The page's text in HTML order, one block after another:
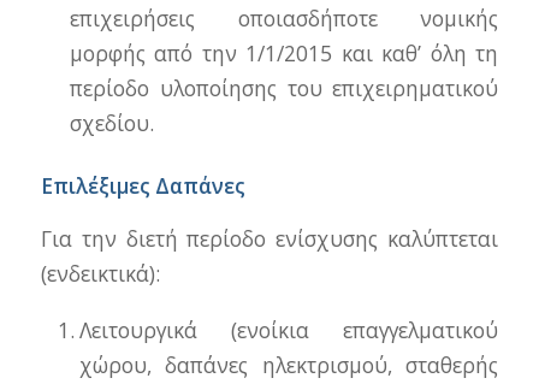
επιχειρήσεις οποιασδήποτε νομικής
μορφής από την 1/1/2015 και καθ’ όλη τη
περίοδο υλοποίησης του επιχειρηματικού
σχεδίου.
Επιλέξιμες Δαπάνες
Για την διετή περίοδο ενίσχυσης καλύπτεται
(ενδεικτικά):
Λειτουργικά (ενοίκια επαγγελματικού
χώρου, δαπάνες ηλεκτρισμού, σταθερής